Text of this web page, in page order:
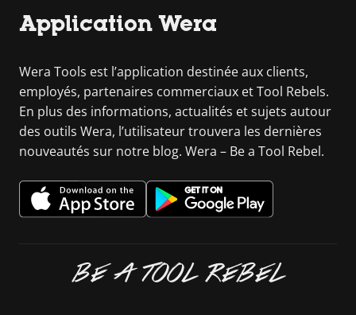
Application Wera
Wera Tools est l’application destinée aux clients,
employés, partenaires commerciaux et Tool Rebels.
En plus des informations, actualités et sujets autour
des outils Wera, l’utilisateur trouvera les dernières
nouveautés sur notre blog. Wera – Be a Tool Rebel.
BE A TOOL REBEL